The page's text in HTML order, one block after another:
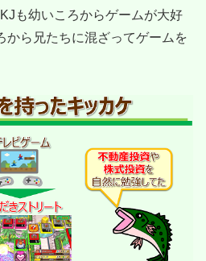
も幼いころからゲームが大好
から兄たちに混ざってゲームを